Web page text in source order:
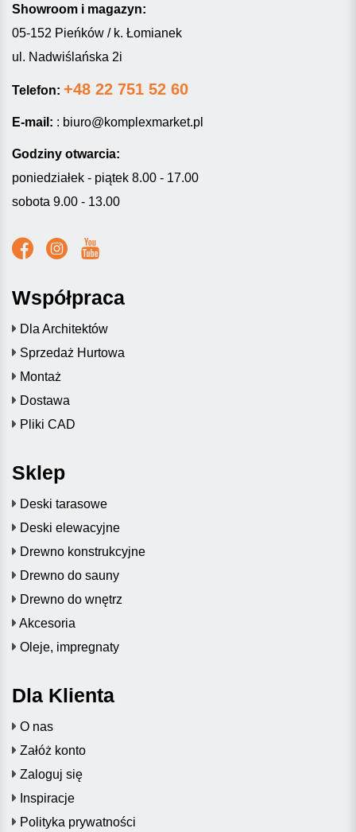
Showroom i magazyn:
05-152 Pieńków / k. Łomianek
ul. Nadwiślańska 2i
Telefon: +48 22 751 52 60
E-mail: : biuro@komplexmarket.pl
Godziny otwarcia:
poniedziałek - piątek 8.00 - 17.00
sobota 9.00 - 13.00
Współpraca
Dla Architektów
Sprzedaż Hurtowa
Montaż
Dostawa
Pliki CAD
Sklep
Deski tarasowe
Deski elewacyjne
Drewno konstrukcyjne
Drewno do sauny
Drewno do wnętrz
Akcesoria
Oleje, impregnaty
Dla Klienta
O nas
Załóż konto
Zaloguj się
Inspiracje
Polityka prywatności